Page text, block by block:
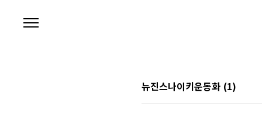
뉴진스나이키운동화 (1)